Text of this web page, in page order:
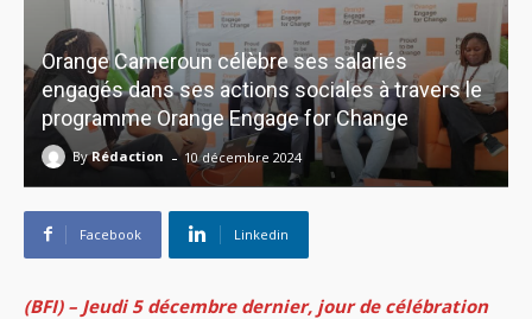
Orange Cameroun célèbre ses salariés
engagés dans ses actions sociales à travers le
programme Orange Engage for Change
By Rédaction - 10 décembre 2024
Facebook Linkedin
(BFI) – Jeudi 5 décembre dernier, jour de célébration